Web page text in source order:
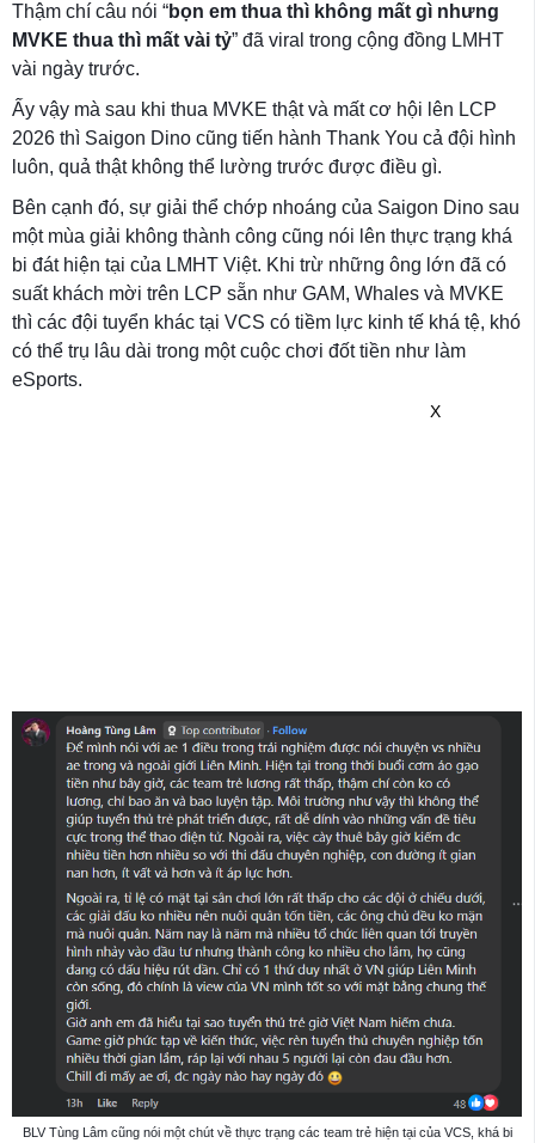
Thậm chí câu nói “bọn em thua thì không mất gì nhưng
MVKE thua thì mất vài tỷ” đã viral trong cộng đồng LMHT
vài ngày trước.
Ấy vậy mà sau khi thua MVKE thật và mất cơ hội lên LCP
2026 thì Saigon Dino cũng tiến hành Thank You cả đội hình
luôn, quả thật không thể lường trước được điều gì.
Bên cạnh đó, sự giải thể chớp nhoáng của Saigon Dino sau
một mùa giải không thành công cũng nói lên thực trạng khá
bi đát hiện tại của LMHT Việt. Khi trừ những ông lớn đã có
suất khách mời trên LCP sẵn như GAM, Whales và MVKE
thì các đội tuyển khác tại VCS có tiềm lực kinh tế khá tệ, khó
có thể trụ lâu dài trong một cuộc chơi đốt tiền như làm
eSports.
X
BLV Tùng Lâm cũng nói một chút về thực trạng các team trẻ hiện tại của VCS, khá bi